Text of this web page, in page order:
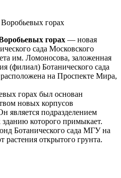
горах — новая
сада Московского
им. Ломоносова, заложенная
(филиал) Ботанического сада
на Проспекте Мира,
горах был основан
новых корпусов
является подразделением
зданию которого примыкает.
Ботанического сада МГУ на
растения открытого грунта.